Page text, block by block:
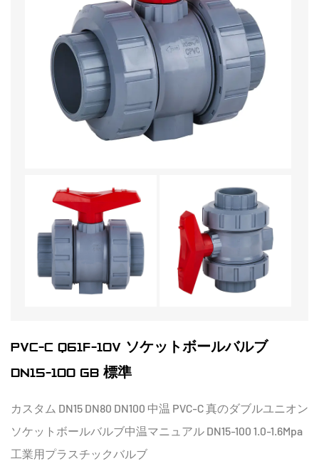
PVC-C Q61F-10V ソケットボールバルブ
DN15-100 GB 標準
カスタム DN15 DN80 DN100 中温 PVC-C 真のダブルユニオン
ソケットボールバルブ中温マニュアル DN15-100 1.0-1.6Mpa
工業用プラスチックバルブ